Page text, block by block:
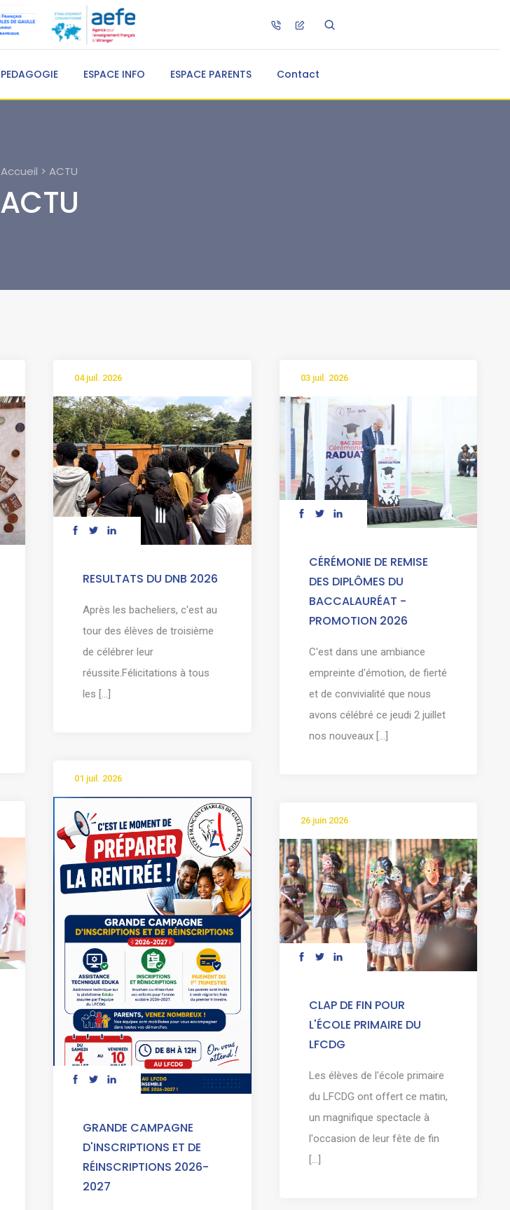
PEDAGOGIE ESPACE INFO ESPACE PARENTS Contact
Accueil > ACTU
ACTU
04 juil. 2026
RESULTATS DU DNB 2026
Après les bacheliers, c'est au
tour des élèves de troisième
de célébrer leur
réussite.Félicitations à tous
les [...]
03 juil. 2026
CÉRÉMONIE DE REMISE
DES DIPLÔMES DU
BACCALAURÉAT -
PROMOTION 2026
C'est dans une ambiance
empreinte d'émotion, de fierté
et de convivialité que nous
avons célébré ce jeudi 2 juillet
nos nouveaux [...]
01 juil. 2026
GRANDE CAMPAGNE
D'INSCRIPTIONS ET DE
RÉINSCRIPTIONS 2026-
2027
26 juin 2026
CLAP DE FIN POUR
L'ÉCOLE PRIMAIRE DU
LFCDG
Les élèves de l'école primaire
du LFCDG ont offert ce matin,
un magnifique spectacle à
l'occasion de leur fête de fin
[...]